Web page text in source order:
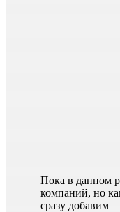
Пока в данном
компаний, но
сразу добавим